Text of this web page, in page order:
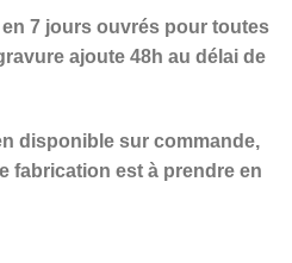
7 jours ouvrés pour toutes
ajoute 48h au délai de
disponible sur commande,
fabrication est à prendre en